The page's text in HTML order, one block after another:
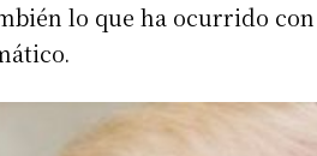
lo que ha ocurrido